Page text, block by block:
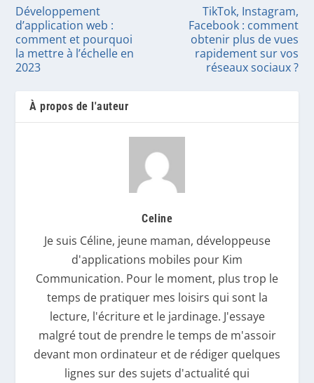
Développement
d’application web :
comment et pourquoi
la mettre à l’échelle en
2023
TikTok, Instagram,
Facebook : comment
obtenir plus de vues
rapidement sur vos
réseaux sociaux ?
À propos de l'auteur
Celine
Je suis Céline, jeune maman, développeuse
d'applications mobiles pour Kim
Communication. Pour le moment, plus trop le
temps de pratiquer mes loisirs qui sont la
lecture, l'écriture et le jardinage. J'essaye
malgré tout de prendre le temps de m'assoir
devant mon ordinateur et de rédiger quelques
lignes sur des sujets d'actualité qui